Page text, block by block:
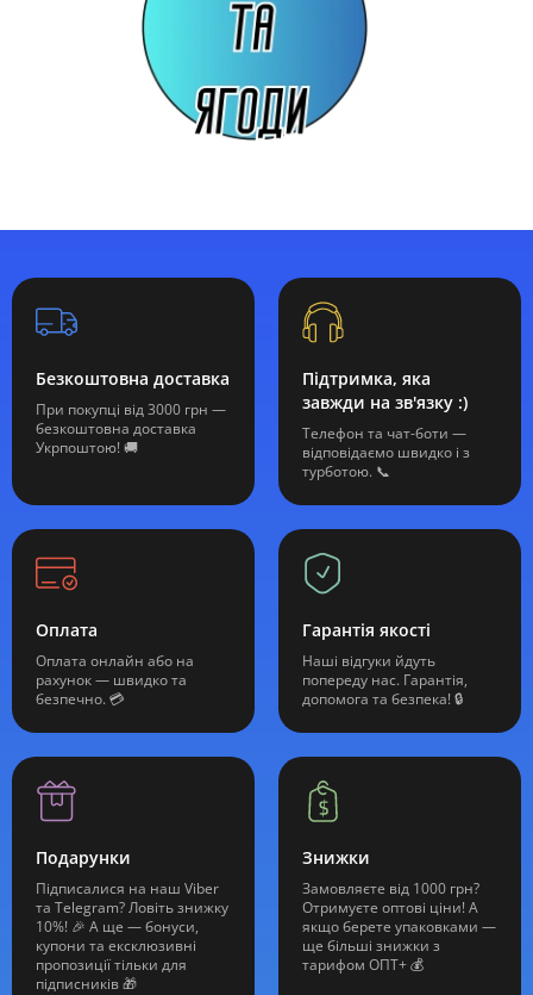
Безкоштовна доставка
При покупці від 3000 грн —
безкоштовна доставка
Укрпоштою! 🚚
Підтримка, яка
завжди на зв'язку :)
Телефон та чат-боти —
відповідаємо швидко і з
турботою. 📞
Оплата
Оплата онлайн або на
рахунок — швидко та
безпечно. 💳
Гарантія якості
Наші відгуки йдуть
попереду нас. Гарантія,
допомога та безпека! 🔒
Подарунки
Підписалися на наш Viber
та Telegram? Ловіть знижку
10%! 🎉 А ще — бонуси,
купони та ексклюзивні
пропозиції тільки для
підписників 🎁
Знижки
Замовляєте від 1000 грн?
Отримуєте оптові ціни! А
якщо берете упаковками —
ще більші знижки з
тарифом ОПТ+ 💰